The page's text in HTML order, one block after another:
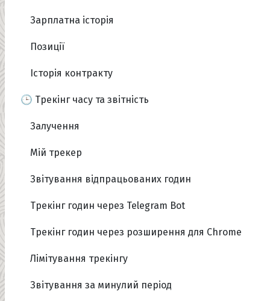
Зарплатна історія
Позиції
Історія контракту
🕒 Трекінг часу та звітність
Залучення
Мій трекер
Звітування відпрацьованих годин
Трекінг годин через Telegram Bot
Трекінг годин через розширення для Chrome
Лімітування трекінгу
Звітування за минулий період